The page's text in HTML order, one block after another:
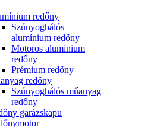
redőny
Szúnyoghálós
alumínium redőny
Motoros alumínium
redőny
Prémium redőny
redőny
Szúnyoghálós műanyag
redőny
garázskapu